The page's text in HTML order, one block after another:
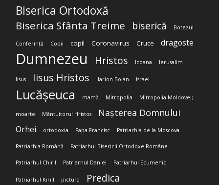
Biserica Ortodoxă
Biserica Sfânta Treime biserică Botezul
Conferință Copii copil Coronavirus Cruce dragoste
Dumnezeu Hristos Icoana Ierusalim
Iisus Iisus Hristos Ilarion Boian Israel
Lucășeuca mamă Mitropolia Mitropolia Moldovei;
moarte Mântuitorul Hristos Nașterea Domnului
Orhei ortodoxia Papa Francisc Patriarhia de la Moscova
Patriarhia Română Patriarhul Bisericii Ortodoxe Române
Patriarhul Chiril Patriarhul Daniel Patriarhul Ecumenic
Patriarhul Kirill pictura Predica